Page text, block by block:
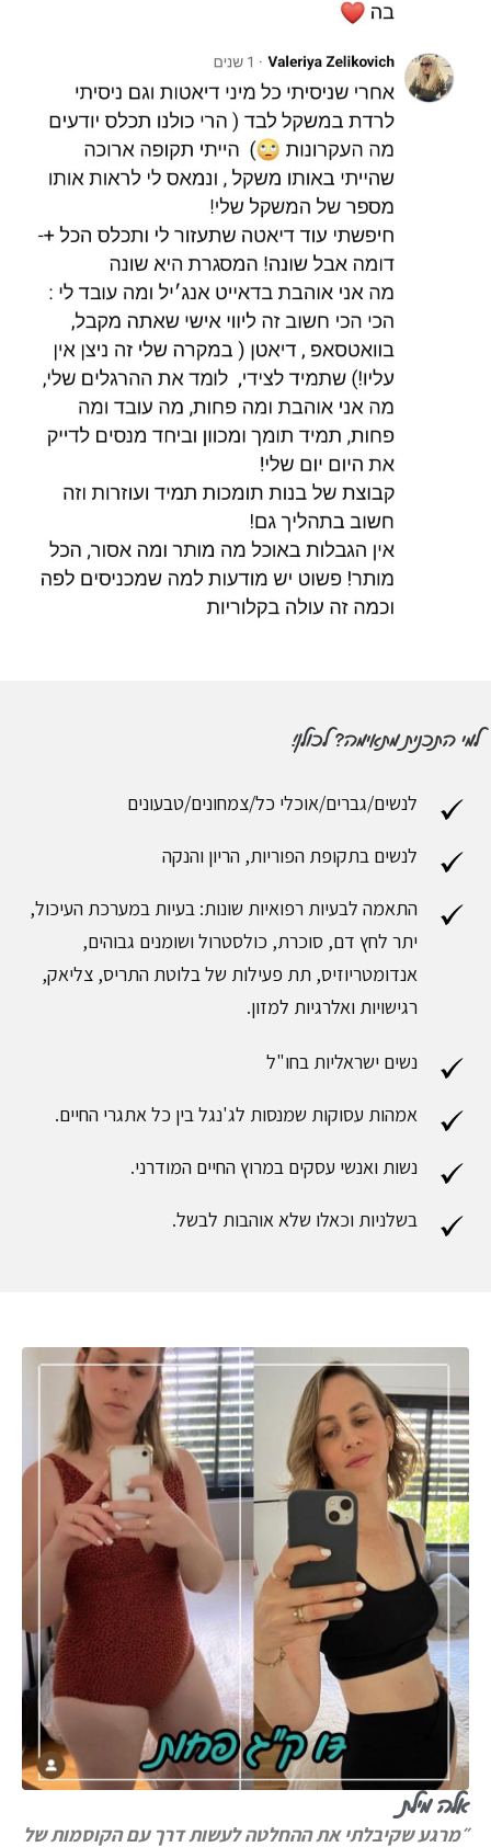
למי התכנית מתאימה? לכולן!
לנשים/גברים/אוכלי כל/צמחונים/טבעונים
לנשים בתקופת הפוריות, הריון והנקה
התאמה לבעיות רפואיות שונות: בעיות במערכת העיכול,
יתר לחץ דם, סוכרת, כולסטרול ושומנים גבוהים,
אנדומטריוזיס, תת פעילות של בלוטת התריס, צליאק,
רגישויות ואלרגיות למזון.
נשים ישראליות בחו"ל
אמהות עסוקות שמנסות לג'נגל בין כל אתגרי החיים.
נשות ואנשי עסקים במרוץ החיים המודרני.
בשלניות וכאלו שלא אוהבות לבשל.
אלה מילת
״מרגע שקיבלתי את ההחלטה לעשות דרך עם הקוסמות של